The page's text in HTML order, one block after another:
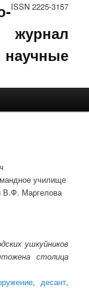
ISSN 2225-3157
училище
В.Ф. Маргелова
ушкуйников
столица
, десант,